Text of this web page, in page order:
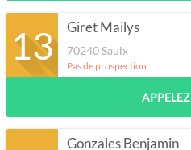
13 Giret Mailys
70240Saulx
Pas de prospection.
APPELEZ
Gonzales Benjamin